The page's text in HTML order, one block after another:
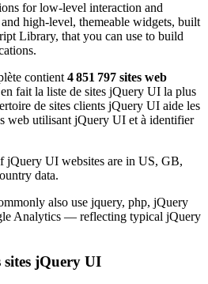
for low-level interaction and
high-level, themeable widgets, built
Library, that you can use to build
contient 4 851 797 sites web
fait la liste de sites jQuery UI la plus
de sites clients jQuery UI aide les
web utilisant jQuery UI et à identifier
jQuery UI websites are in US, GB,
data.
also use jquery, php, jQuery
Analytics — reflecting typical jQuery
sites jQuery UI